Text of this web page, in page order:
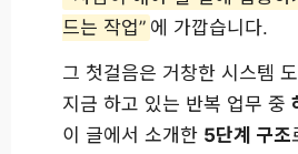
드는 작업” 에 가깝습니다.
그 첫걸음은 거창한 시스템
지금 하고 있는 반복 업무 중
이 글에서 소개한 5단계 구조